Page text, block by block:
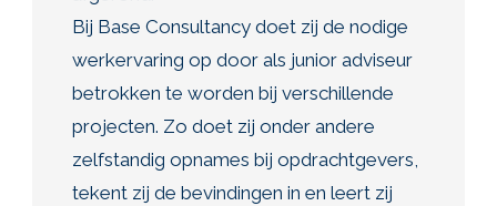
Bij Base Consultancy doet zij de nodige
werkervaring op door als junior adviseur
betrokken te worden bij verschillende
projecten. Zo doet zij onder andere
zelfstandig opnames bij opdrachtgevers,
tekent zij de bevindingen in en leert zij